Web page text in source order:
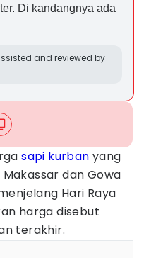
Di kandangnya ada
and reviewed by
sapi kurban yang
dan Gowa
Hari Raya
harga disebut
terakhir.